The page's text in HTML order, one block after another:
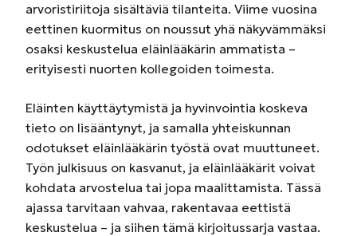
arvoristiriitoja sisältäviä tilanteita. Viime vuosina
eettinen kuormitus on noussut yhä näkyvämmäksi
osaksi keskustelua eläinlääkärin ammatista –
erityisesti nuorten kollegoiden toimesta.
Eläinten käyttäytymistä ja hyvinvointia koskeva
tieto on lisääntynyt, ja samalla yhteiskunnan
odotukset eläinlääkärin työstä ovat muuttuneet.
Työn julkisuus on kasvanut, ja eläinlääkärit voivat
kohdata arvostelua tai jopa maalittamista. Tässä
ajassa tarvitaan vahvaa, rakentavaa eettistä
keskustelua – ja siihen tämä kirjoitussarja vastaa.